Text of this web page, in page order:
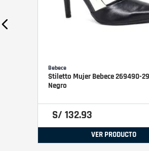
Bebece
Stiletto Mujer Bebece 269490-
Negro
S/ 132.93
VER PRODUCTO